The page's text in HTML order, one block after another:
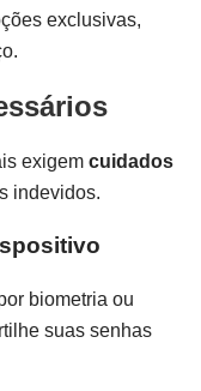
exclusivas,
exigem cuidados
indevidos.
biometria ou
suas senhas